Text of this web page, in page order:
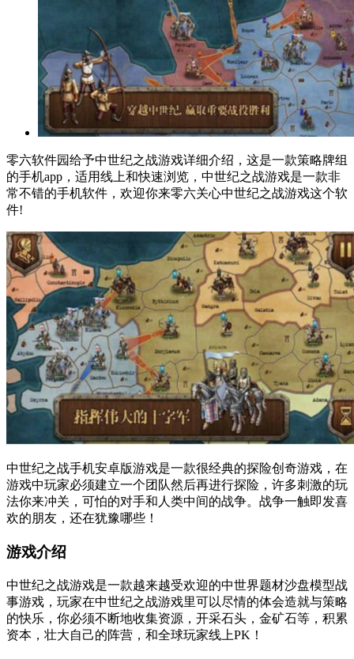
零六软件园给予中世纪之战游戏详细介绍，这是一款策略牌组
的手机app，适用线上和快速浏览，中世纪之战游戏是一款非
常不错的手机软件，欢迎你来零六关心中世纪之战游戏这个软
件!
中世纪之战手机安卓版游戏是一款很经典的探险创奇游戏，在
游戏中玩家必须建立一个团队然后再进行探险，许多刺激的玩
法你来冲关，可怕的对手和人类中间的战争。战争一触即发喜
欢的朋友，还在犹豫哪些！
游戏介绍
中世纪之战游戏是一款越来越受欢迎的中世界题材沙盘模型战
事游戏，玩家在中世纪之战游戏里可以尽情的体会造就与策略
的快乐，你必须不断地收集资源，开采石头，金矿石等，积累
资本，壮大自己的阵营，和全球玩家线上PK！